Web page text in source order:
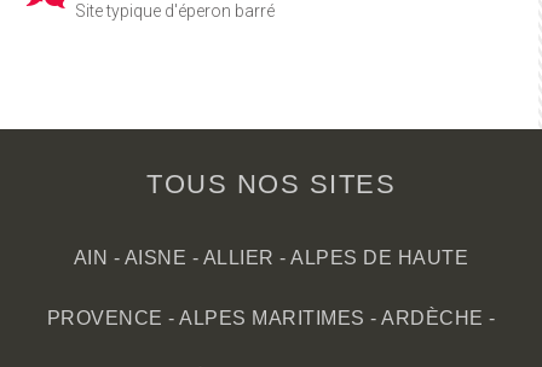
Site typique d'éperon barré
TOUS NOS SITES
AIN - AISNE - ALLIER -ALPES DE HAUTE
PROVENCE - ALPES MARITIMES - ARDÈCHE -